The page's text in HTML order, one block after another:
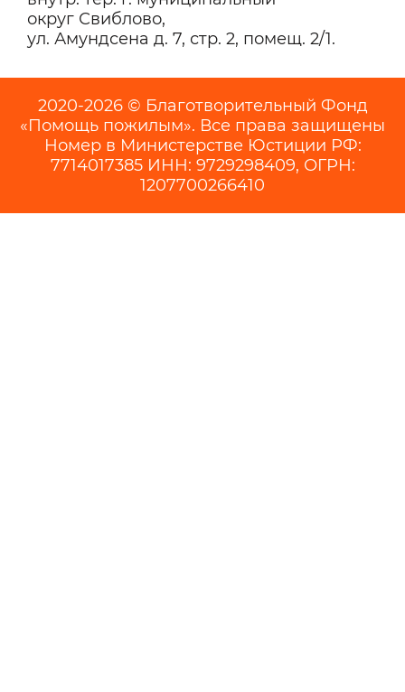
округ Свиблово,
ул. Амундсена д. 7, стр. 2, помещ. 2/1.
2020-2026 © Благотворительный Фонд
«Помощь пожилым». Все права защищены
Номер в Министерстве Юстиции РФ:
7714017385 ИНН: 9729298409, ОГРН:
1207700266410